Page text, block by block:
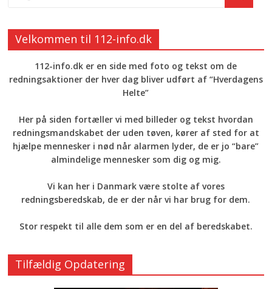
Velkommen til 112-info.dk
112-info.dk er en side med foto og tekst om de
redningsaktioner der hver dag bliver udført af “Hverdagens
Helte”
Her på siden fortæller vi med billeder og tekst hvordan
redningsmandskabet der uden tøven, kører af sted for at
hjælpe mennesker i nød når alarmen lyder, de er jo “bare”
almindelige mennesker som dig og mig.
Vi kan her i Danmark være stolte af vores
redningsberedskab, de er der når vi har brug for dem.
Stor respekt til alle dem som er en del af beredskabet.
Tilfældig Opdatering